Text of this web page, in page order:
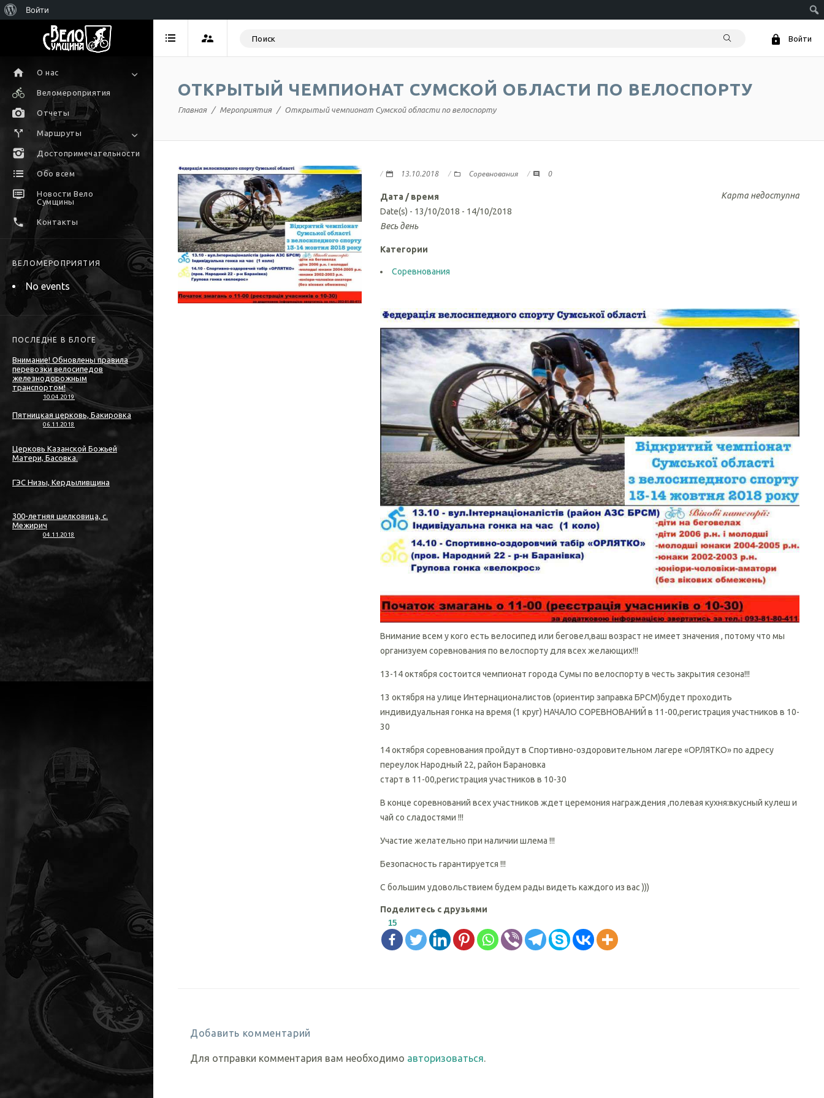
О нас
Веломероприятия
Отчеты
Маршруты
Достопримечательности
Обо всем
Новости Вело
Сумщины
Контакты
ВЕЛОМЕРОПРИЯТИЯ
No events
ПОСЛЕДНЕ В БЛОГЕ
Внимание! Обновлены правила
перевозки велосипедов
железнодорожным
транспортом!
10.04.2019
Пятницкая церковь, Бакировка
06.11.2018
Церковь Казанской Божьей
Матери, Басовка.
ГЭС Низы, Кердыливщина
300-летняя шелковица, с.
Межирич
04.11.2018
Войти
ОТКРЫТЫЙ ЧЕМПИОНАТ СУМСКОЙ ОБЛАСТИ ПО ВЕЛОСПОРТУ
Главная Мероприятия Открытый чемпионат Сумской области по велоспорту
13.10.2018 Соревнования 0
Карта недоступна
Дата / время
Date(s) - 13/10/2018 - 14/10/2018
Весь день
Категории
Соревнования
Внимание всем у кого есть велосипед или беговел,ваш возраст не имеет значения , потому что мы
организуем соревнования по велоспорту для всех желающих!!!
13-14 октября состоится чемпионат города Сумы по велоспорту в честь закрытия сезона!!!
13 октября на улице Интернационалистов (ориентир заправка БРСМ)будет проходить
индивидуальная гонка на время (1 круг) НАЧАЛО СОРЕВНОВАНИЙ в 11-00,регистрация участников в 10-
30
14 октября соревнования пройдут в Спортивно-оздоровительном лагере «ОРЛЯТКО» по адресу
переулок Народный 22, район Барановка
старт в 11-00,регистрация участников в 10-30
В конце соревнований всех участников ждет церемония награждения ,полевая кухня:вкусный кулеш и
чай со сладостями !!!
Участие желательно при наличии шлема !!!
Безопасность гарантируется !!!
С большим удовольствием будем рады видеть каждого из вас )))
Поделитесь с друзьями
15
Добавить комментарий
Для отправки комментария вам необходимо авторизоваться.
Войти